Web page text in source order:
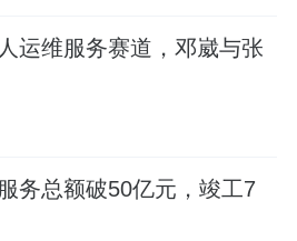
运维服务赛道，邓崴与张
务总额破50亿元，竣工7